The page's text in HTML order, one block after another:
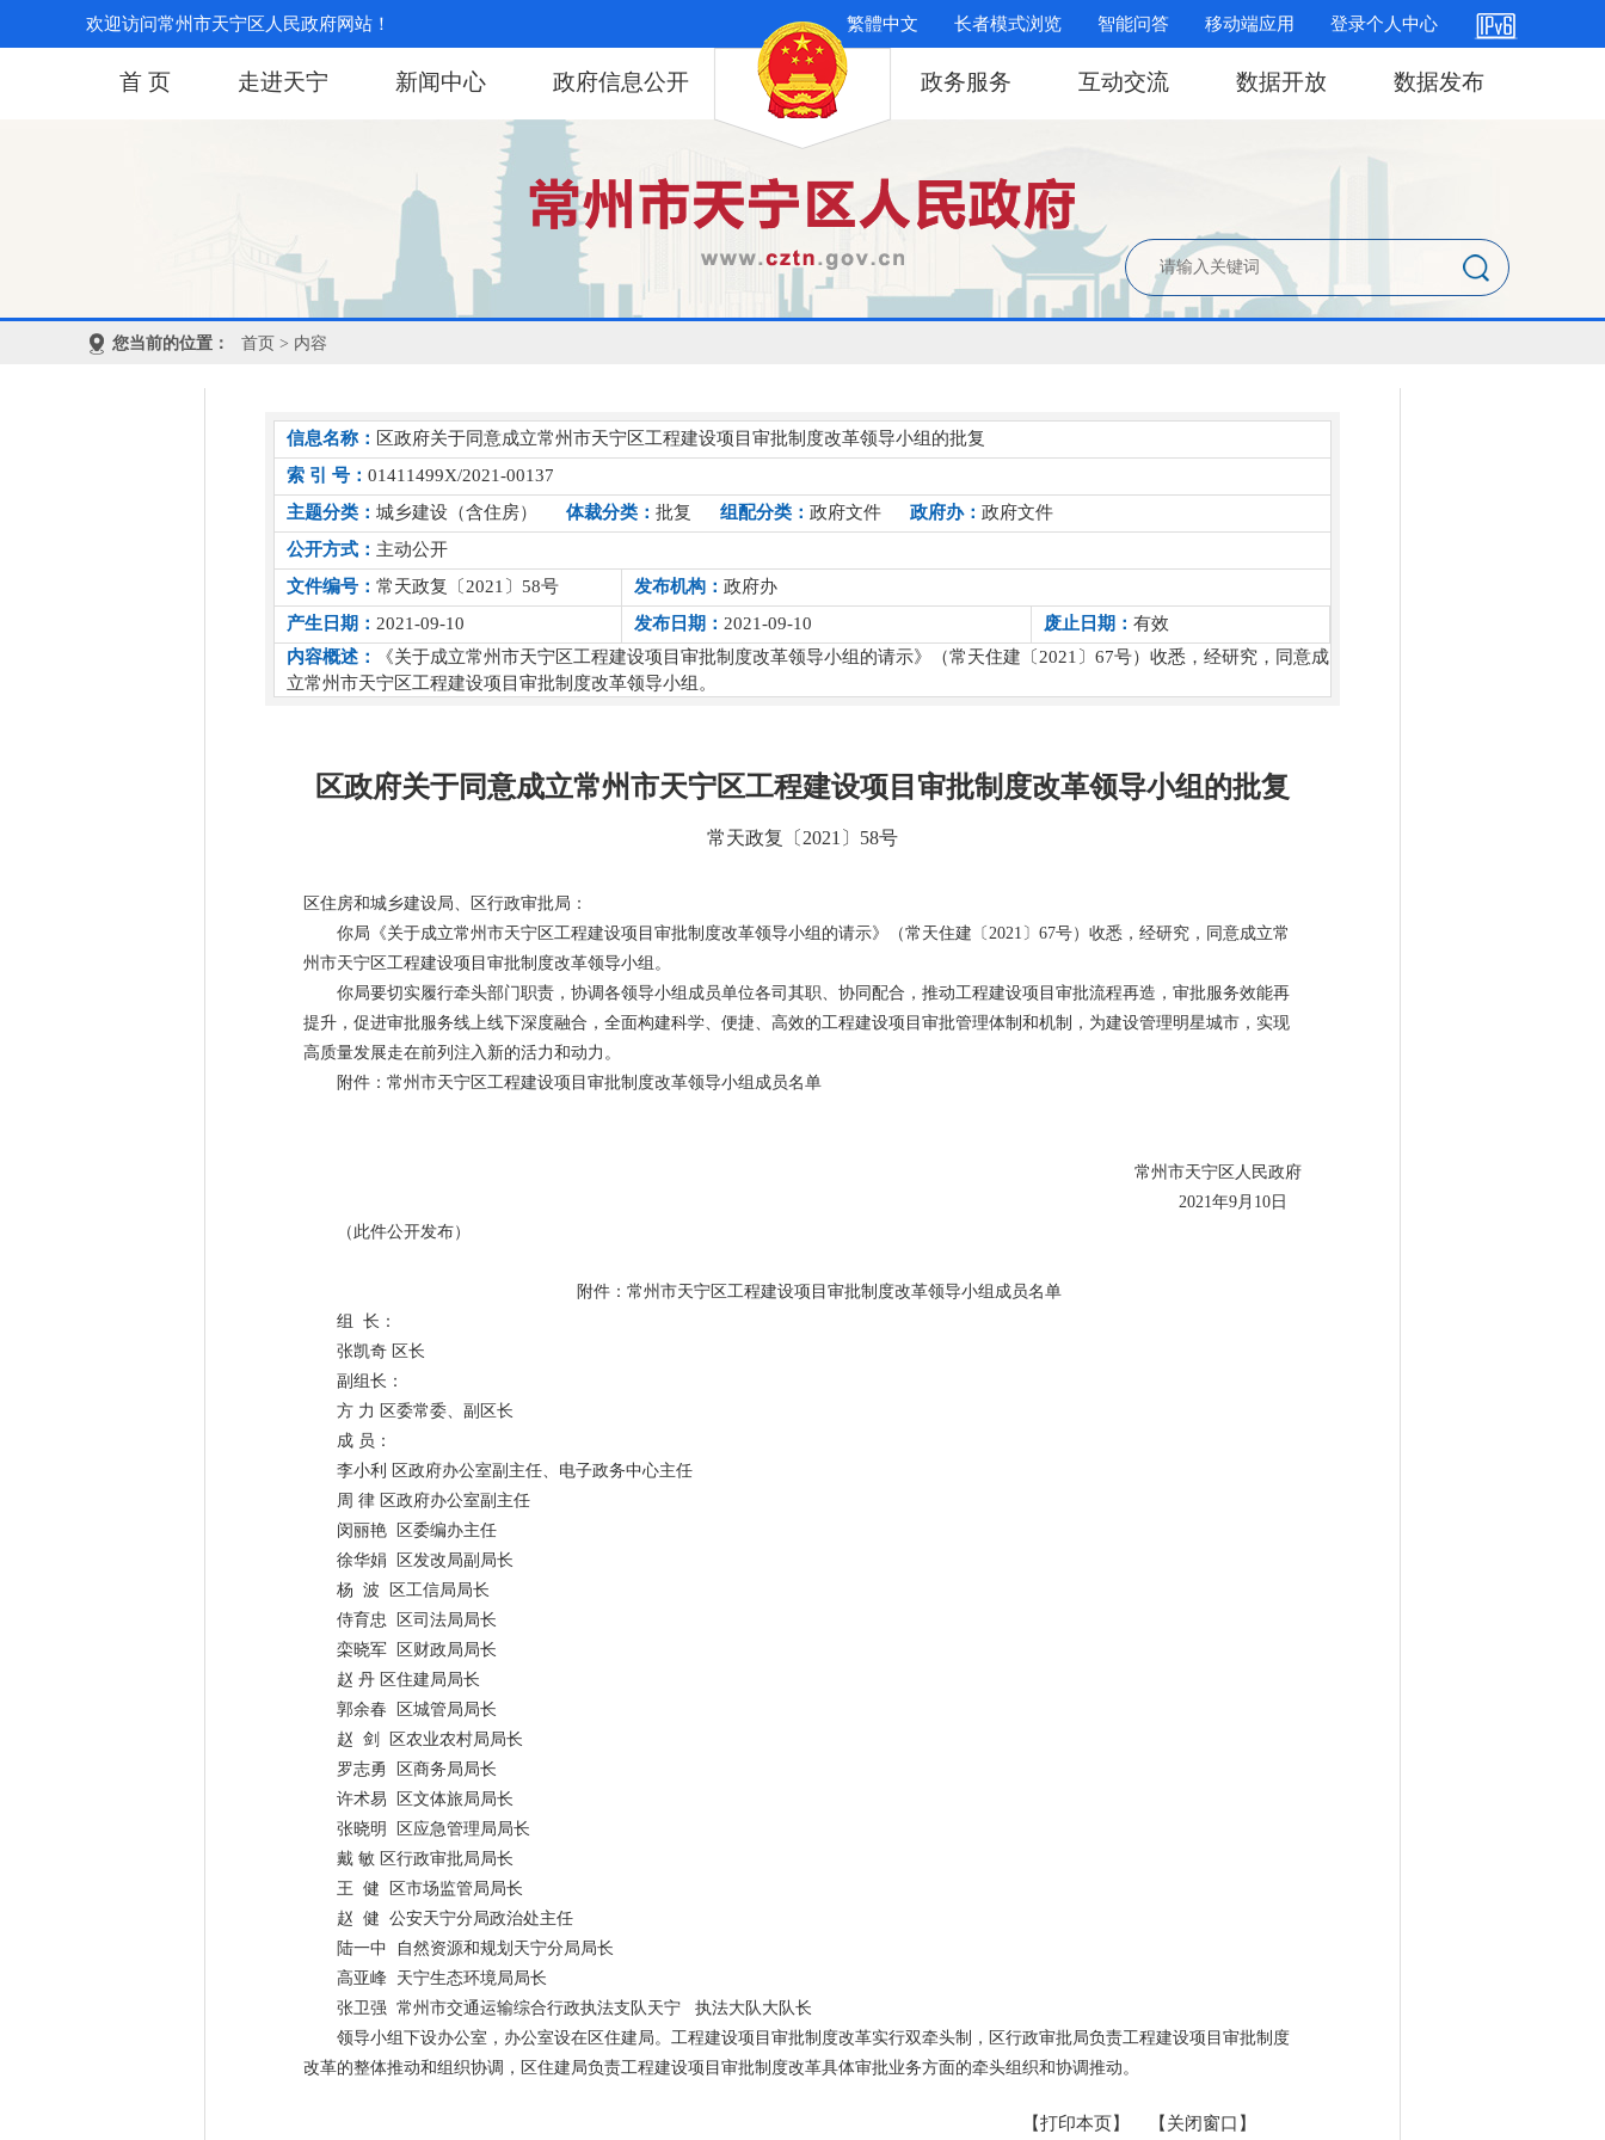
欢迎访问常州市天宁区人民政府网站！ 繁體中文 长者模式浏览 智能问答 移动端应用 登录个人中心
首 页 走进天宁 新闻中心 政府信息公开 政务服务 互动交流 数据开放 数据发布
您当前的位置： 首页 > 内容
信息名称： 区政府关于同意成立常州市天宁区工程建设项目审批制度改革领导小组的批复
索 引 号： 01411499X/2021-00137
主题分类： 城乡建设（含住房） 体裁分类： 批复 组配分类： 政府文件 政府办： 政府文件
公开方式： 主动公开
文件编号： 常天政复〔2021〕58号 发布机构： 政府办
产生日期： 2021-09-10 发布日期： 2021-09-10 废止日期： 有效
内容概述：
《关于成立常州市天宁区工程建设项目审批制度改革领导小组的请示》（常天住建〔2021〕67号）收悉，经研究，同意成
立常州市天宁区工程建设项目审批制度改革领导小组。
区政府关于同意成立常州市天宁区工程建设项目审批制度改革领导小组的批复
常天政复〔2021〕58号
区住房和城乡建设局、区行政审批局：
你局《关于成立常州市天宁区工程建设项目审批制度改革领导小组的请示》（常天住建〔2021〕67号）收悉，经研究，同意成立常
州市天宁区工程建设项目审批制度改革领导小组。
你局要切实履行牵头部门职责，协调各领导小组成员单位各司其职、协同配合，推动工程建设项目审批流程再造，审批服务效能再
提升，促进审批服务线上线下深度融合，全面构建科学、便捷、高效的工程建设项目审批管理体制和机制，为建设管理明星城市，实现
高质量发展走在前列注入新的活力和动力。
附件：常州市天宁区工程建设项目审批制度改革领导小组 成员名单
常州市天宁区人民政府
2021年9月10日
（此件公开发布）
附件： 常州市天宁区工程建设项目审批制度改革领导小组成员名单
组 长：
张凯奇 区长
副组长：
方 力 区委常委、副区长
成 员：
李小利 区政府办公室副主任、电子政务中心主任
周 律 区政府办公室副主任
闵丽艳 区委编办主任
徐华娟 区发改局副局长
杨 波 区工信局局长
侍育忠 区司法局局长
栾晓军 区财政局局长
赵 丹 区住建局局长
郭余春 区城管局局长
赵 剑 区农业农村局局长
罗志勇 区商务局局长
许术易 区文体旅局局长
张晓明 区应急管理局局长
戴 敏 区行政审批局局长
王 健 区市场监管局局长
赵 健 公安天宁分局政治处主任
陆一中 自然资源和规划天宁分局局长
高亚峰 天宁生态环境局局长
张卫强 常州市交通运输综合行政执法支队天宁 执法大队大队长
领导小组下设办公室，办公室设在区住建局。工程建设项目审批制度改革实行双牵头制，区行政审批局负责工程建设项目审批制度
改革的整体推动和组织协调，区住建局负责工程建设项目审批制度改革具体审批业务方面的牵头组织和协调推动。
【打印本页】 【关闭窗口】